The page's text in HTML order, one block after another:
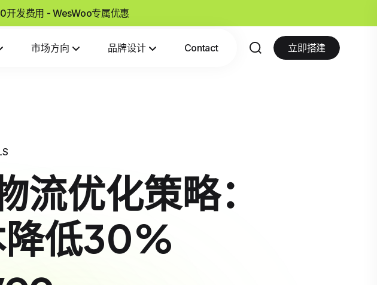
发费用 - WesWoo专属优惠
市场方向 品牌设计 Contact 立即搭建
优化策略：
降低30%